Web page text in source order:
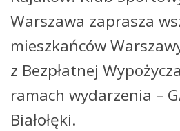
Warszawa zaprasza
mieszkańców
z Bezpłatnej
ramach wydarzenia –
Białołęki.